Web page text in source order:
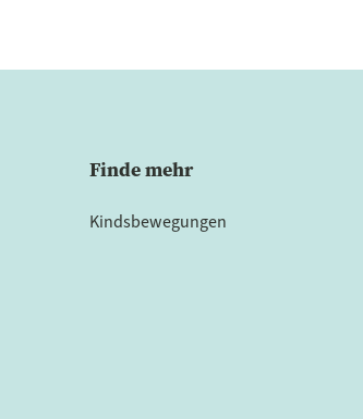
Finde mehr
Kindsbewegungen